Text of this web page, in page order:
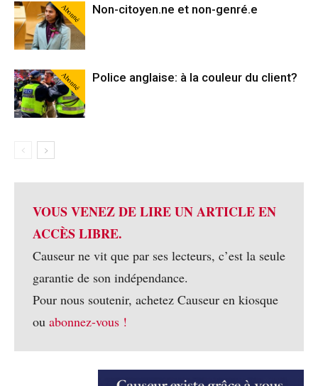
Abonné Non-citoyen.ne et non-genré.e
Abonné Police anglaise: à la couleur du client?
VOUS VENEZ DE LIRE UN ARTICLE EN
ACCÈS LIBRE.
Causeur ne vit que par ses lecteurs, c’est la seule
garantie de son indépendance.
Pour nous soutenir, achetez Causeur en kiosque
ou abonnez-vous !